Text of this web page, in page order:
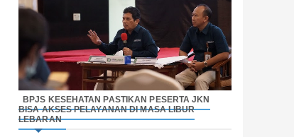
BPJS KESEHATAN PASTIKAN PESERTA JKN
BISA AKSES PELAYANAN DI MASA LIBUR
LEBARAN